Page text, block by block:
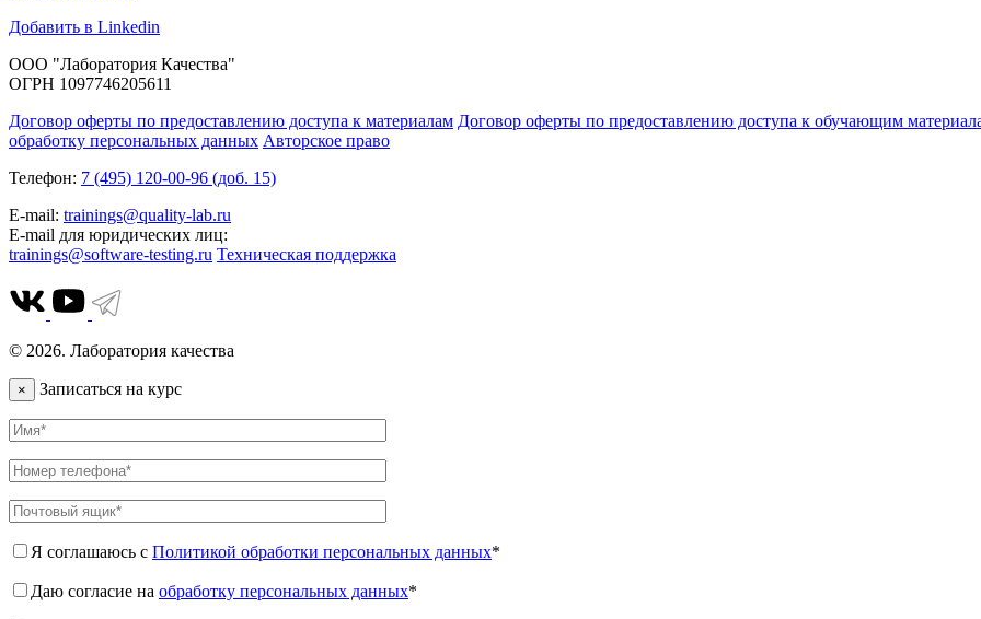
Добавить в Linkedin
ООО "Лаборатория Качества"
ОГРН 1097746205611
Договор оферты по предоставлению доступа к материалам Договор оферты по предоставлению доступа к обучающим
обработку персональных данных Авторское право
Телефон: 7 (495) 120-00-96 (доб. 15)
E-mail: trainings@quality-lab.ru
E-mail для юридических лиц:
trainings@software-testing.ru Техническая поддержка
© 2026. Лаборатория качества
× Записаться на курс
Я соглашаюсь с Политикой обработки персональных данных*
Даю согласие на обработку персональных данных*